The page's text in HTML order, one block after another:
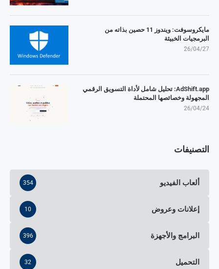
مايكروسوفت: ويندوز 11 حصين بذاته من
البرمجيات الخبيثة
26/04/27
AdShift.app: تحليل شامل لأداة التسويق الرقمي
المجهولة وخصائصها المحتملة
26/04/24
التصنيفات
ألعاب الفيديو 354
إعلانات وعروض 10
البرامج والأجهزة 396
التحميل 32